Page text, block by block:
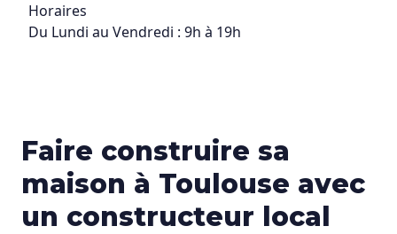
Faire construire sa
maison à Toulouse avec
un constructeur local
Horaires
Du Lundi au Vendredi : 9h à 19h